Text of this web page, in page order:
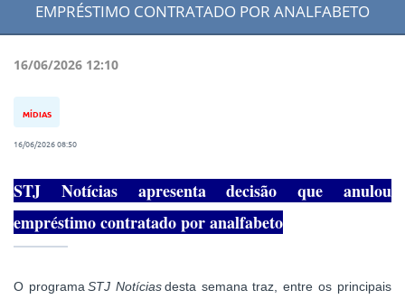
EMPRÉSTIMO CONTRATADO POR ANALFABETO
16/06/2026 12:10
MÍDIAS
16/06/2026 08:50
STJ Notícias apresenta decisão que anulou
empréstimo contratado por analfabeto
O programa STJ Notíciasdesta semana traz, entre os principais